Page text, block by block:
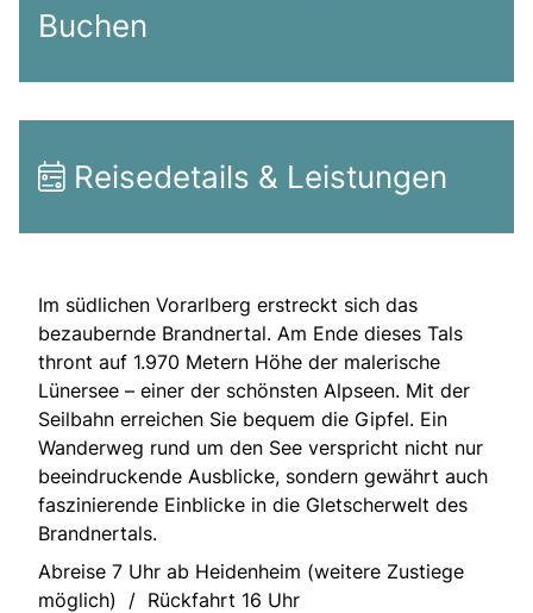
Buchen
Reisedetails & Leistungen
Im südlichen Vorarlberg erstreckt sich das
bezaubernde Brandnertal. Am Ende dieses Tals
thront auf 1.970 Metern Höhe der malerische
Lünersee – einer der schönsten Alpseen. Mit der
Seilbahn erreichen Sie bequem die Gipfel. Ein
Wanderweg rund um den See verspricht nicht nur
beeindruckende Ausblicke, sondern gewährt auch
faszinierende Einblicke in die Gletscherwelt des
Brandnertals.
Abreise 7 Uhr ab Heidenheim (weitere Zustiege
möglich) / Rückfahrt 16 Uhr